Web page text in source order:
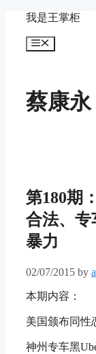
content
我是王掌柜
Menu
蔡康永
第180期
合法、专
暴力
02/07/2015 by
本期内容：
美国颁布同性
神州专车黑